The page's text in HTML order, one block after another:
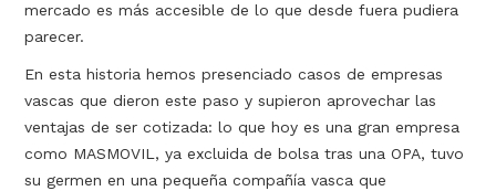
mercado es más accesible de lo que desde fuera pudiera
parecer.
En esta historia hemos presenciado casos de empresas
vascas que dieron este paso y supieron aprovechar las
ventajas de ser cotizada: lo que hoy es una gran empresa
como MASMOVIL, ya excluida de bolsa tras una OPA, tuvo
su germen en una pequeña compañía vasca que